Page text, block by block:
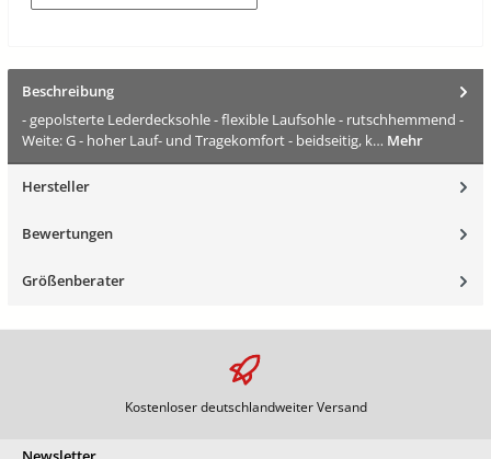
Beschreibung
- gepolsterte Lederdecksohle - flexible Laufsohle - rutschhemmend -
Weite: G - hoher Lauf- und Tragekomfort - beidseitig, k… Mehr
Hersteller
Bewertungen
Größenberater
Kostenloser deutschlandweiter Versand